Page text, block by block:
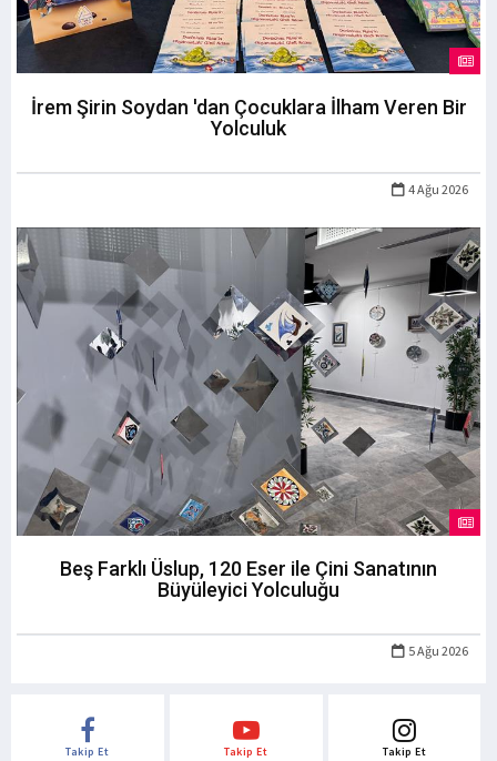
İrem Şirin Soydan 'dan Çocuklara İlham Veren Bir
Yolculuk
4 Ağu 2026
Beş Farklı Üslup, 120 Eser ile Çini Sanatının
Büyüleyici Yolculuğu
5 Ağu 2026
Takip Et Takip Et Takip Et